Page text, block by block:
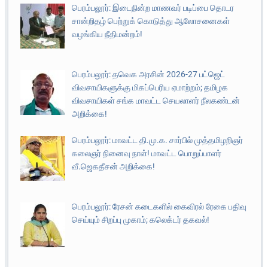
பெரம்பலூர்: இடைநின்ற மாணவர் படிப்பை தொடர
சான்றிதழ் பெற்றுக் கொடுத்து ஆலோசனைகள்
வழங்கிய நீதிமன்றம்!
பெரம்பலூர்: தவெக அரசின் 2026-27 பட்ஜெட்
விவசாயிகளுக்கு மிகப்பெரிய ஏமாற்றம்; தமிழக
விவசாயிகள் சங்க மாவட்ட செயலாளர் நீலகண்டன்
அறிக்கை!
பெரம்பலூர்: மாவட்ட தி.மு.க. சார்பில் முத்தமிழறிஞர்
கலைஞர் நினைவு நாள்! மாவட்ட பொறுப்பாளர்
வீ.ஜெகதீசன் அறிக்கை!
பெரம்பலூர்: ரேசன் கடைகளில் கைவிரல் ரேகை பதிவு
செய்யும் சிறப்பு முகாம்; கலெக்டர் தகவல்!